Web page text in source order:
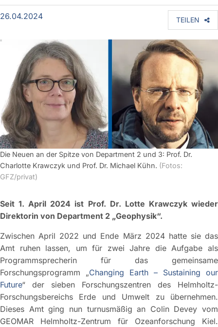
26.04.2024 TEILEN
Die Neuen an der Spitze von Department 2 und 3: Prof. Dr.
Charlotte Krawczyk und Prof. Dr. Michael Kühn. (Fotos:
GFZ/privat)
Seit 1. April 2024 ist Prof. Dr. Lotte Krawczyk wieder
Direktorin von Department 2 „Geophysik“.
Zwischen April 2022 und Ende März 2024 hatte sie das
Amt ruhen lassen, um für zwei Jahre die Aufgabe als
Programmsprecherin für das gemeinsame
Forschungsprogramm „Changing Earth – Sustaining our
Future“ der sieben Forschungszentren des Helmholtz-
Forschungsbereichs Erde und Umwelt zu übernehmen.
Dieses Amt ging nun turnusmäßig an Colin Devey vom
GEOMAR Helmholtz-Zentrum für Ozeanforschung Kiel.